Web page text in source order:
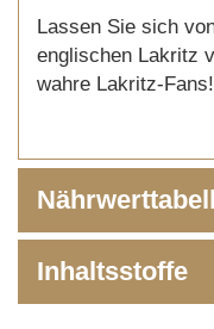
Lassen Sie sich
englischen Lakritz
wahre Lakritz-Fans!
Inhaltsstoffe